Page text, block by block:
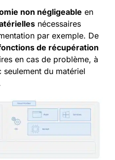
non négligeable en
nécessaires
par exemple. De
de récupération
en cas de problème, à
seulement du matériel